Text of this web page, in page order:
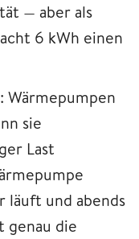
— aber als
6 kWh einen
Wärmepumpen
sie
Last
läuft und abends
genau die